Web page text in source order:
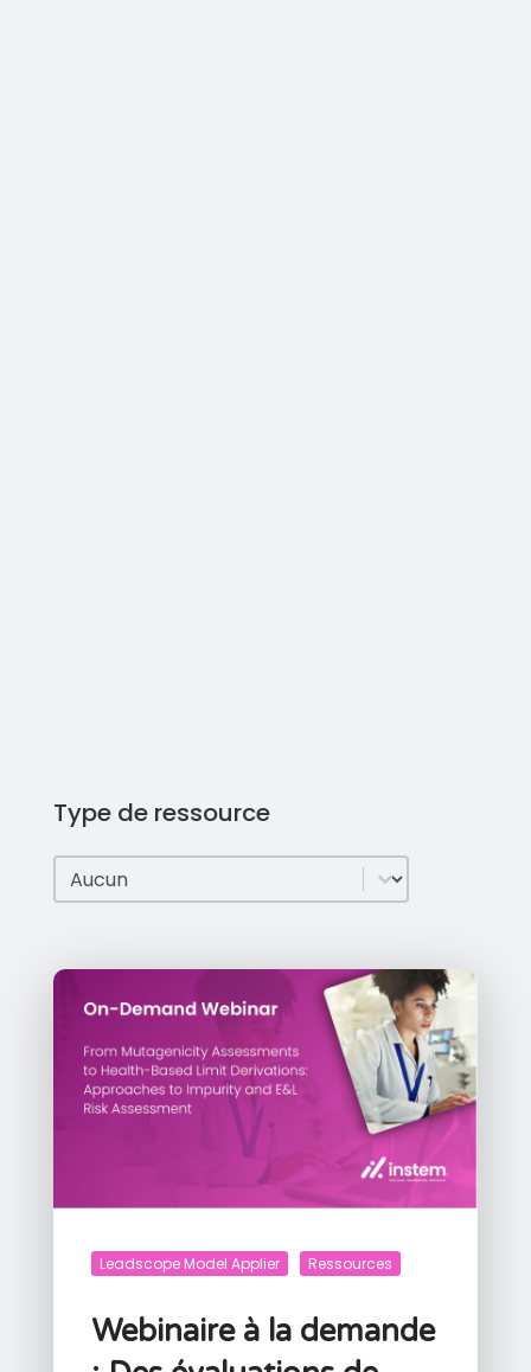
Type de ressource
Type de ressource
Type de ressource
Leadscope Model Applier Ressources
Webinaire à la demande